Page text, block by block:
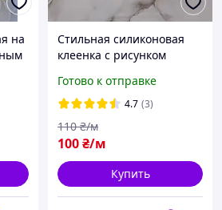
на
Стильная силиконовая
клеенка с рисунком
Готово к отправке
4.7 (3)
100₴/м
110 ₴/м
Купить